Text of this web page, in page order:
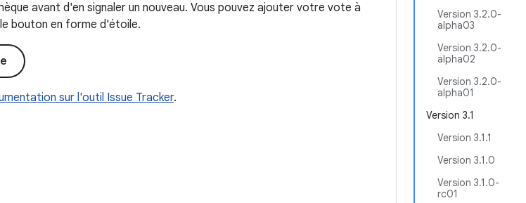
Version 3.2.0-
alpha03
Version 3.2.0-
alpha02
Version 3.2.0-
alpha01
Version 3.1
Version 3.1.1
Version 3.1.0
Version 3.1.0-
rc01
avant d'en signaler un nouveau. Vous pouvez ajouter votre vote à
bouton en forme d'étoile.
sur l'outil Issue Tracker.